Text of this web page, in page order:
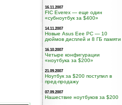
16.11.2007
FIC Everex — еще один
«субноутбук за $400»
14.11.2007
Новые Asus Eee PC — 10
дюймов дисплей и 8 ГБ памяти
16.10.2007
Четыре конфигурации
«ноутбука за $200»
21.09.2007
Ноутбук за $200 поступил в
пред-продажу
07.09.2007
Нашествие ноутбуков за $200